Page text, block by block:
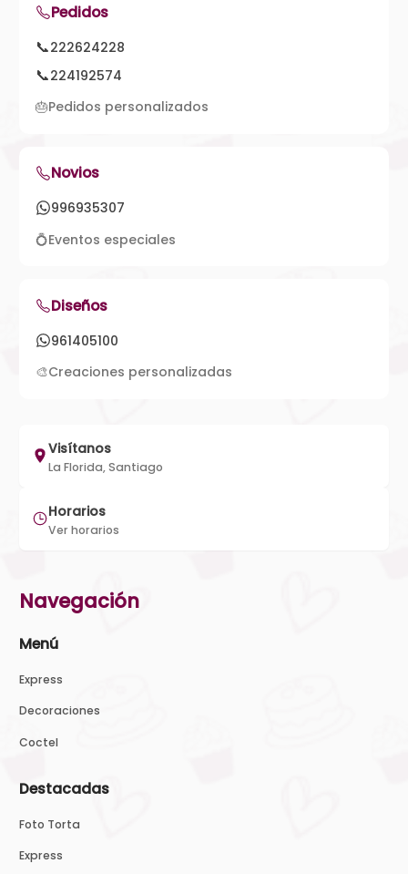
Pedidos
📞222624228
📞224192574
🎂Pedidos personalizados
Novios
996935307
💍Eventos especiales
Diseños
961405100
🎨Creaciones personalizadas
Visítanos
La Florida, Santiago
Horarios
Ver horarios
Navegación
Menú
Express
Decoraciones
Coctel
Destacadas
Foto Torta
Express